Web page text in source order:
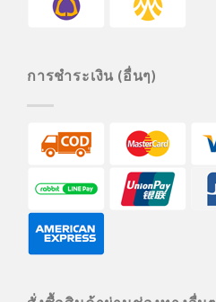
การชำระเงิน (อื่นๆ)